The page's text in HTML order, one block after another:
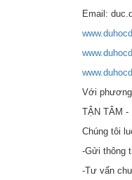
Email:
Với
TẬN TÂM -
Chúng tôi
-Gửi thông
-Tư vấn